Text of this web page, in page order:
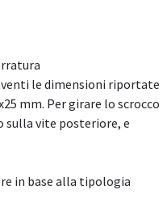
le dimensioni riportate
mm. Per girare lo scrocco
sulla vite posteriore, e
in base alla tipologia